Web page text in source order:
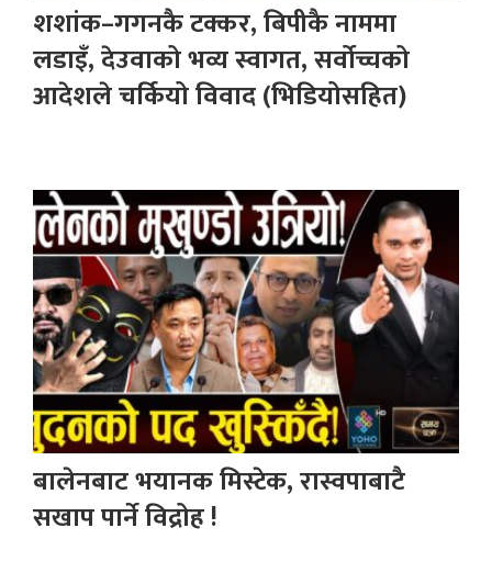
शशांक–गगनकै टक्कर, बिपीकै नाममा
लडाइँ, देउवाको भव्य स्वागत, सर्वोच्चको
आदेशले चर्कियो विवाद (भिडियोसहित)
बालेनबाट भयानक मिस्टेक, रास्वपाबाटै
सखाप पार्ने विद्रोह !